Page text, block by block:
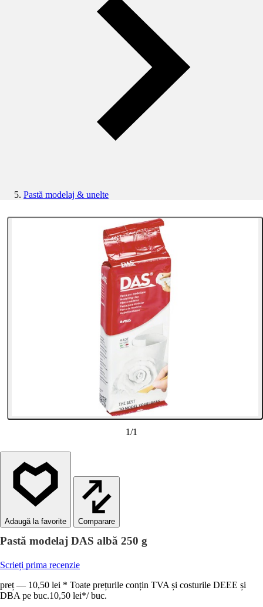
Pastă modelaj & unelte
1/1
Comparare
Pastă modelaj DAS albă 250 g
Scrieți prima recenzie
preț — 10,50 lei * Toate prețurile conțin TVA și costurile DEEE și
DBA pe buc.10,50 lei*/ buc.